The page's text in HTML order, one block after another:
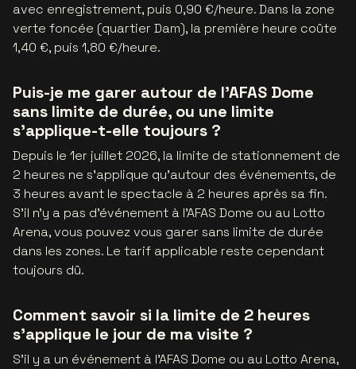
avec enregistrement, puis 0,90 €/heure. Dans la zone
verte foncée (quartier Dam), la première heure coûte
1,40 €, puis 1,80 €/heure.
Puis-je me garer autour de l'AFAS Dome
sans limite de durée, ou une limite
s'applique-t-elle toujours ?
Depuis le 1er juillet 2026, la limite de stationnement de
2 heures ne s'applique qu'autour des événements, de
3 heures avant le spectacle à 2 heures après sa fin.
S'il n'y a pas d'événement à l'AFAS Dome ou au Lotto
Arena, vous pouvez vous garer sans limite de durée
dans les zones. Le tarif applicable reste cependant
toujours dû.
Comment savoir si la limite de 2 heures
s'applique le jour de ma visite ?
S'il y a un événement à l'AFAS Dome ou au Lotto Arena,